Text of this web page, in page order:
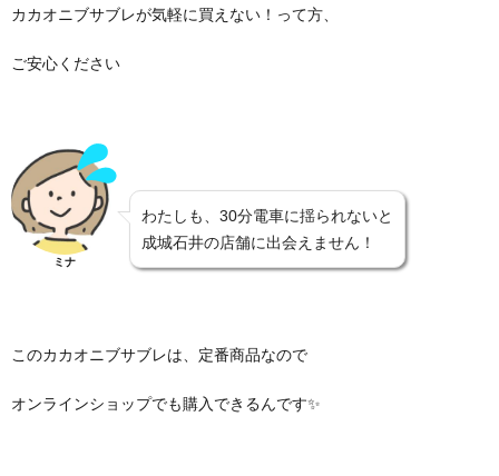
カカオニブサブレが気軽に買えない！って方、
ご安心ください
ミナ
わたしも、30分電車に揺られないと
成城石井の店舗に出会えません！
このカカオニブサブレは、定番商品なので
オンラインショップでも購入できるんです✨